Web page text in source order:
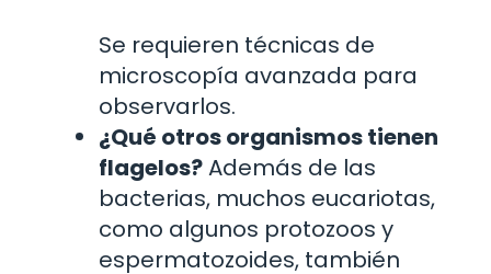
Se requieren técnicas de
microscopía avanzada para
observarlos.
¿Qué otros organismos tienen
flagelos?Además de las
bacterias, muchos eucariotas,
como algunos protozoos y
espermatozoides, también